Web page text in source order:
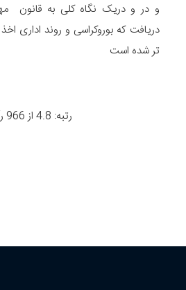
و در و دریک نگاه کلی به قانون
دریافت که بوروکراسی و روند اداری
تر شده است
رتبه: 4.8 از 966 رأی